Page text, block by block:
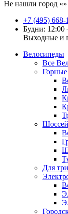
Не нашли город «
+7 (495) 668-
Будни: 12:00
Выходные и
Велосипеды
Все
Горные
Для